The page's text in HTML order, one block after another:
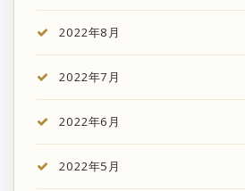
2022年8月
2022年7月
2022年6月
2022年5月